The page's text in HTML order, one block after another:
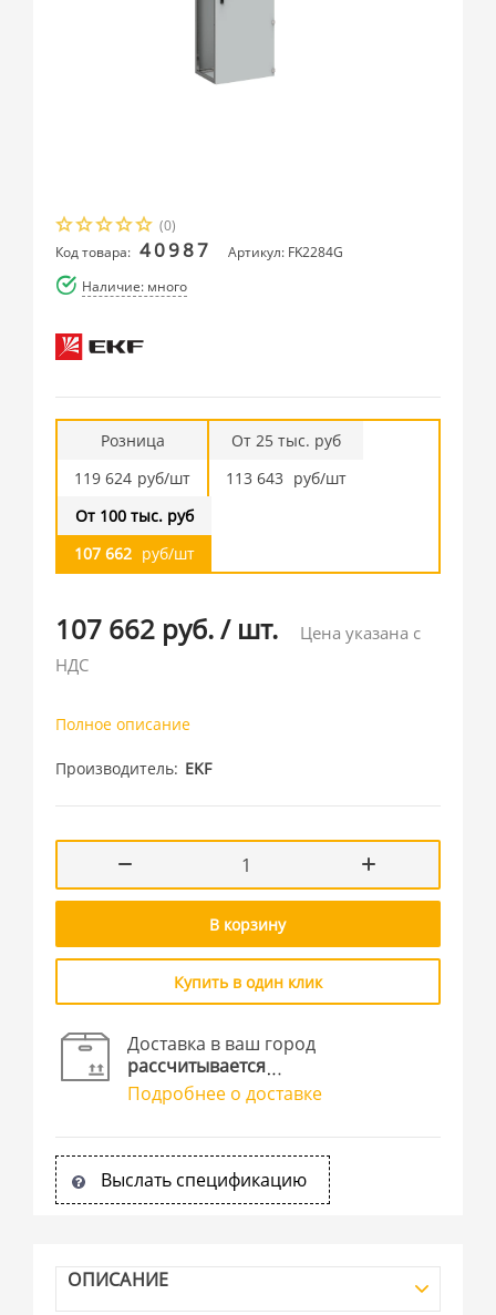
(0)
Код товара: 40987
Артикул: FK2284G
Наличие: много
Розница
119 624 руб/шт
От 25 тыс. руб
113 643 руб/шт
От 100 тыс. руб
107 662 руб/шт
107 662 руб./ шт.
Цена указана с
НДС
Полное описание
Производитель EKF
В корзину
Купить в один клик
Доставка в ваш город
рассчитывается
Подробнее о доставке
Выслать спецификацию
ОПИСАНИЕ